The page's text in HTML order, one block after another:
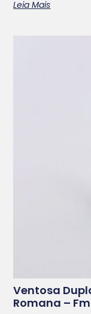
Leia Mais
Ventosa
Romana –